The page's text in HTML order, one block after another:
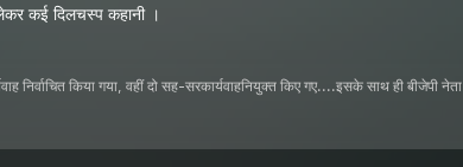
कई दिलचस्प कहानी ।
निर्वाचित किया गया, वहीं दो सह-सरकार्यवाहनियुक्त किए गए....इसके साथ ही बीजेपी नेता